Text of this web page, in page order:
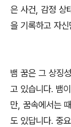
은 사건, 감정 상
을 기록하고 자
뱀 꿈은 그 상징
고 있습니다. 뱀
만, 꿈속에서는
도 있답니다. 중